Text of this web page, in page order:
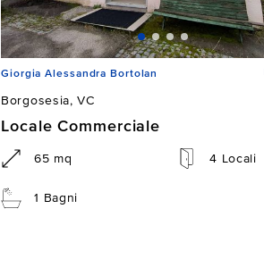
Giorgia Alessandra Bortolan
Borgosesia, VC
Locale Commerciale
65 mq 4 Locali
1 Bagni